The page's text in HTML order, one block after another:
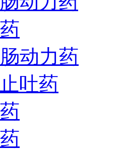
动力药
吐药